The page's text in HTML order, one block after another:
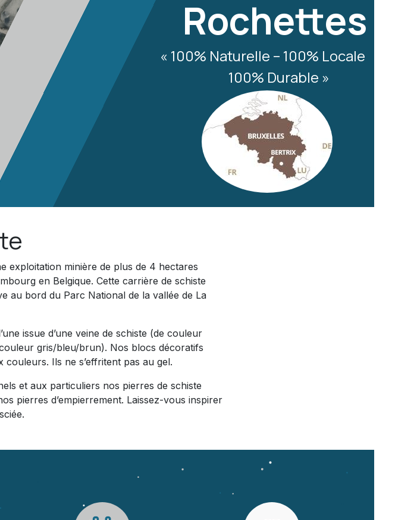
Rochettes
« 100% Naturelle – 100% Locale
100% Durable »
exploitation minière de plus de 4 hectares
en Belgique. Cette carrière de schiste
au bord du Parc National de la vallée de La
issue d’une veine de schiste (de couleur
gris/bleu/brun). Nos blocs décoratifs
Ils ne s’effritent pas au gel.
et aux particuliers nos pierres de schiste
pierres d’empierrement. Laissez-vous inspirer